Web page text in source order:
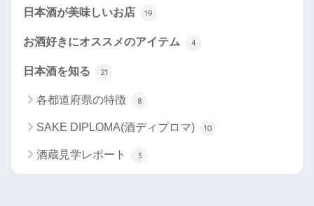
日本酒が美味しいお店 19
お酒好きにオススメのアイテム 4
日本酒を知る 21
各都道府県の特徴 8
SAKE DIPLOMA(酒ディプロマ) 10
酒蔵見学レポート 3